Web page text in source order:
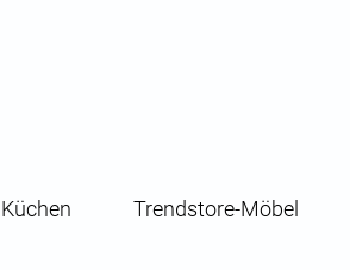
Küchen Trendstore-Möbel